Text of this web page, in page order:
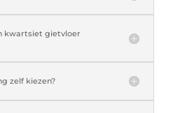
kwartsiet gietvloer
zelf kiezen?